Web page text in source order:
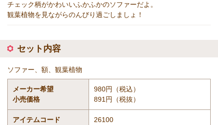
チェック柄がかわいいふかふかのソファーだよ。
観葉植物を見ながらのんびり過ごしましょ！
セット内容
ソファー、額、観葉植物
メーカー希望
小売価格
980円（税込）
891円（税抜）
アイテムコード 26100